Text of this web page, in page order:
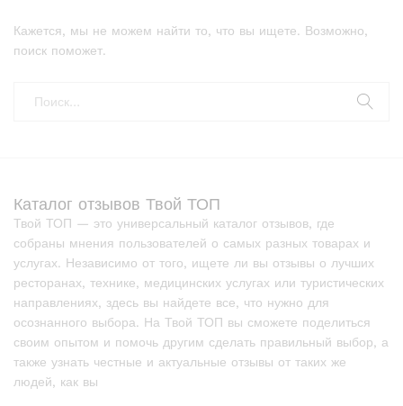
Кажется, мы не можем найти то, что вы ищете. Возможно,
поиск поможет.
Каталог отзывов Твой ТОП
Твой ТОП — это универсальный каталог отзывов, где
собраны мнения пользователей о самых разных товарах и
услугах. Независимо от того, ищете ли вы отзывы о лучших
ресторанах, технике, медицинских услугах или туристических
направлениях, здесь вы найдете все, что нужно для
осознанного выбора. На Твой ТОП вы сможете поделиться
своим опытом и помочь другим сделать правильный выбор, а
также узнать честные и актуальные отзывы от таких же
людей, как вы